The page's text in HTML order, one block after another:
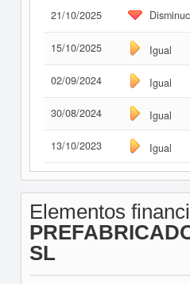
21/10/2025
15/10/2025 Igual
02/09/2024 Igual
30/08/2024 Igual
13/10/2023 Igual
Elementos
SL